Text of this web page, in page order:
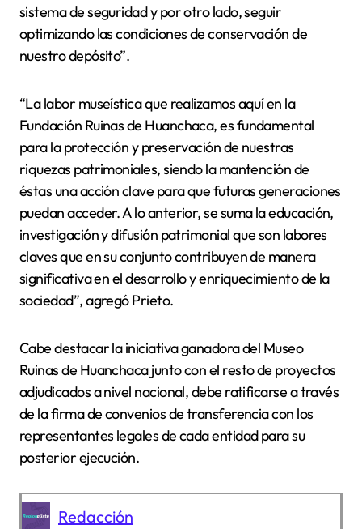
sistema de seguridad y por otro lado, seguir
optimizando las condiciones de conservación de
nuestro depósito”.
“La labor museística que realizamos aquí en la
Fundación Ruinas de Huanchaca, es fundamental
para la protección y preservación de nuestras
riquezas patrimoniales, siendo la mantención de
éstas una acción clave para que futuras generaciones
puedan acceder. A lo anterior, se suma la educación,
investigación y difusión patrimonial que son labores
claves que en su conjunto contribuyen de manera
significativa en el desarrollo y enriquecimiento de la
sociedad”, agregó Prieto.
Cabe destacar la iniciativa ganadora del Museo
Ruinas de Huanchaca junto con el resto de proyectos
adjudicados a nivel nacional, debe ratificarse a través
de la firma de convenios de transferencia con los
representantes legales de cada entidad para su
posterior ejecución.
Redacción